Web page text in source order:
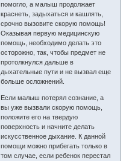
помогло, а малыш продолжает
краснеть, задыхаться и кашлять,
срочно вызовите скорую помощь!
Оказывая первую медицинскую
помощь, необходимо делать это
осторожно, так, чтобы предмет не
протолкнулся дальше в
дыхательные пути и не вызвал еще
больше осложнений.
Если малыш потерял сознание, а
вы уже вызвали скорую помощь,
положите его на твердую
поверхность и начните делать
искусственное дыхание. К данной
помощи можно прибегать только в
том случае, если ребенок перестал